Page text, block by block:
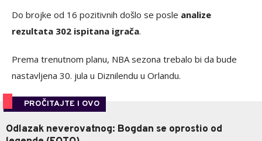
Do brojke od 16 pozitivnih došlo se posle analize
rezultata 302 ispitana igrača.
Prema trenutnom planu, NBA sezona trebalo bi da bude
nastavljena 30. jula u Diznilendu u Orlandu.
PROČITAJTE I OVO
Odlazak neverovatnog: Bogdan se oprostio od